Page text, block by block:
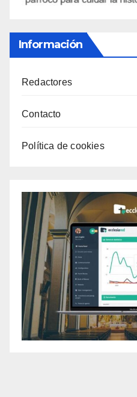
Información
Redactores
Contacto
Política de cookies